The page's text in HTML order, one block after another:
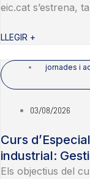
eic.cat s’estrena,
LLEGIR +
jornades i
03/08/2026
Curs
industrial:
Els objectius del